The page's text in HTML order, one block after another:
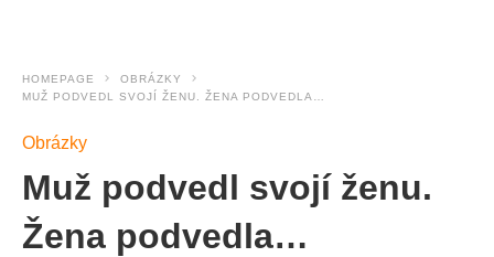
HOMEPAGE
OBRÁZKY
MUŽ PODVEDL SVOJÍ ŽENU. ŽENA PODVEDLA…
Obrázky
Muž podvedl svojí ženu.
Žena podvedla…